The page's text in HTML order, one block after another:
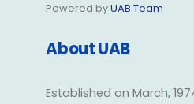
Powered byUAB Team
About UAB
Established on March,